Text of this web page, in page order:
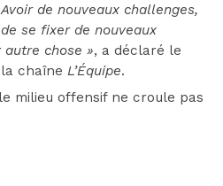
de nouveaux challenges,
se fixer de nouveaux
chose », a déclaré le
chaîne L’Équipe.
milieu offensif ne croule pas